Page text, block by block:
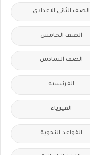
الصف الثانى الاعدادى
الصف الخامس
الصف السادس
الفرنسيه
الفيزياء
القواعد النحوية